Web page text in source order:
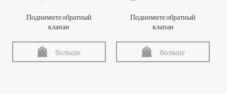
Поднимите обратный
клапан
больше
Поднимите обратный
клапан
больше